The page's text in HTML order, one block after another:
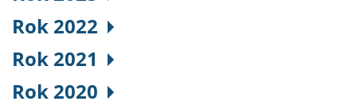
Rok 2022
Rok 2021
Rok 2020